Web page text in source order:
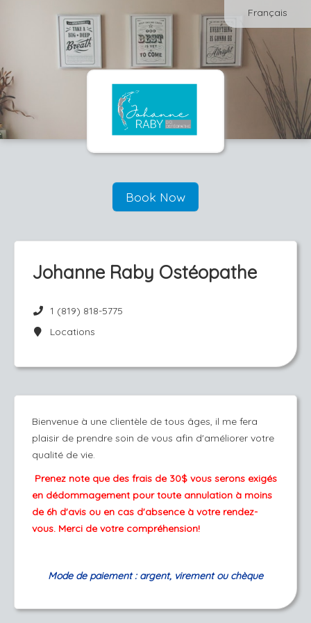
Français
Book Now
Johanne Raby Ostéopathe
1 (819) 818-5775
Locations
Bienvenue à une clientèle de tous âges, il me fera
plaisir de prendre soin de vous afin d'améliorer votre
qualité de vie.
Prenez note que des frais de 30$ vous serons exigés
en dédommagement pour toute annulation à moins
de 6h d'avis ou en cas d'absence à votre rendez-
vous. Merci de votre compréhension!
Mode de paiement : argent, virement ou chèque